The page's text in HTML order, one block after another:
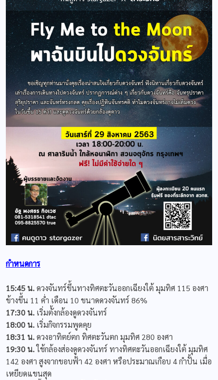
กำหนดการ
15:45 น.ดวงจันทร์ขึ้นทางทิศตะวันออกเฉียงใต้ มุมทิศ 115 องศา
ข้างขึ้น 11 ค่ำ เดือน 10 ขนาดดวงจันทร์ 86%
17:30 น. เริ่มตั้งกล้องดูดวงจันทร์
18:00 น. เริ่มกิจกรรมพูดคุย
18:31 น.ดวงอาทิตย์ตก ทิศตะวันตก มุมทิศ 280 องศา
19:30 น.ใช้กล้องส่องดูดวงจันทร์ ทางทิศตะวันออกเฉียงใต้ มุมทิศ
142 องศา สูงจากขอบฟ้า 42 องศา หรือประมาณเกือบ 4 กำปั้น เมื่อ
เหยียดแขนสุด